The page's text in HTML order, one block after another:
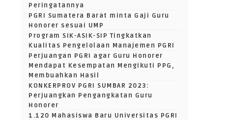
Peringatannya
PGRI Sumatera Barat minta Gaji Guru
Honorer sesuai UMP
Program SIK-ASIK-SIP Tingkatkan
Kualitas Pengelolaan Manajemen PGRI
Perjuangan PGRI agar Guru Honorer
Mendapat Kesempatan Mengikuti PPG,
Membuahkan Hasil
KONKERPROV PGRI SUMBAR 2023:
Perjuangkan Pengangkatan Guru
Honorer
1.120 Mahasiswa Baru Universitas PGRI